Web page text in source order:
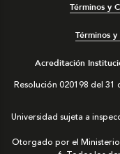
Términos y
Términos
Acreditación
Resolución 020198 del
Universidad sujeta a
Otorgado por el Ministerio